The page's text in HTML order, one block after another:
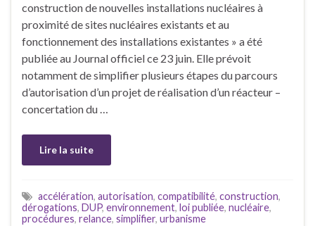
construction de nouvelles installations nucléaires à
proximité de sites nucléaires existants et au
fonctionnement des installations existantes » a été
publiée au Journal officiel ce 23 juin. Elle prévoit
notamment de simplifier plusieurs étapes du parcours
d’autorisation d’un projet de réalisation d’un réacteur –
concertation du …
Lire la suite
accélération, autorisation, compatibilité, construction,
dérogations, DUP, environnement, loi publiée, nucléaire,
procédures, relance, simplifier, urbanisme